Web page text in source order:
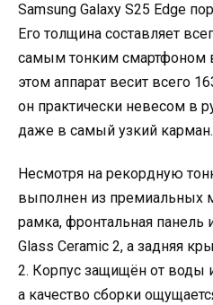
Samsung Galaxy S25 Edge
Его толщина составляет
самым тонким смартфоном
этом аппарат весит всего
он практически невесом в
даже в самый узкий карман.
Несмотря на рекордную
выполнен из премиальных
рамка, фронтальная панель
Glass Ceramic 2, а задняя
2. Корпус защищён от воды
а качество сборки